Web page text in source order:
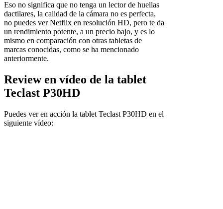
Eso no significa que no tenga un lector de huellas
dactilares, la calidad de la cámara no es perfecta,
no puedes ver Netflix en resolución HD, pero te da
un rendimiento potente, a un precio bajo, y es lo
mismo en comparación con otras tabletas de
marcas conocidas, como se ha mencionado
anteriormente.
Review en vídeo de la tablet
Teclast P30HD
Puedes ver en acción la tablet Teclast P30HD en el
siguiente vídeo: